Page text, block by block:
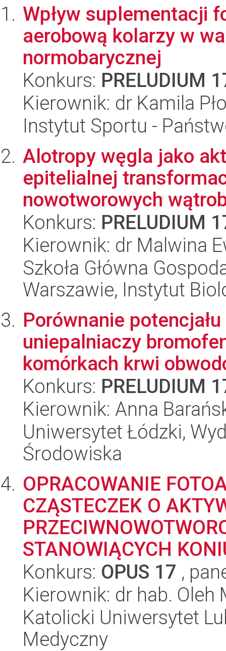
Wpływ suplementacji
aerobową kolarzy w
normobarycznej
Konkurs: PRELUDIUM
Kierownik: dr Kamila
Instytut Sportu -
Alotropy węgla jako
epitelialnej
nowotworowych
Konkurs: PRELUDIUM
Kierownik: dr Malwina
Szkoła Główna
Warszawie, Instytut
Porównanie
uniepalniaczy
komórkach krwi
Konkurs: PRELUDIUM
Kierownik: Anna
Uniwersytet Łódzki,
Środowiska
OPRACOWANIE
CZĄSTECZEK O
STANOWIĄCYCH
Konkurs: OPUS 17 ,
Kierownik: dr hab. Oleh
Katolicki Uniwersytet
Medyczny